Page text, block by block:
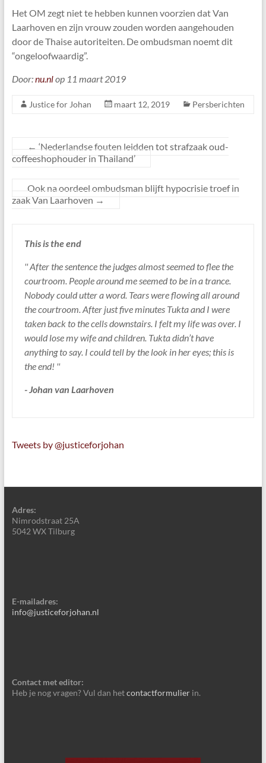
Het OM zegt niet te hebben kunnen voorzien dat Van
Laarhoven en zijn vrouw zouden worden aangehouden
door de Thaise autoriteiten. De ombudsman noemt dit
“ongeloofwaardig”.
Door:nu.nlop 11 maart 2019
Justice for Johan maart 12, 2019 Persberichten
← ‘Nederlandse fouten leidden tot strafzaak oud-
coffeeshophouder in Thailand’
Ook na oordeel ombudsman blijft hypocrisie troef in
zaak Van Laarhoven →
This is the end
'' After the sentence the judges almost seemed to flee the
courtroom. People around me seemed to be in a trance.
Nobody could utter a word. Tears were flowing all around
the courtroom. After just five minutes Tukta and I were
taken back to the cells downstairs. I felt my life was over. I
would lose my wife and children. Tukta didn’t have
anything to say. I could tell by the look in her eyes; this is
the end! ''
- Johan van Laarhoven
Tweets by @justiceforjohan
Adres:
Nimrodstraat 25A
5042 WX Tilburg
E-mailadres:
info@justiceforjohan.nl
Contact met editor:
Heb je nog vragen? Vul dan hetcontactformulierin.